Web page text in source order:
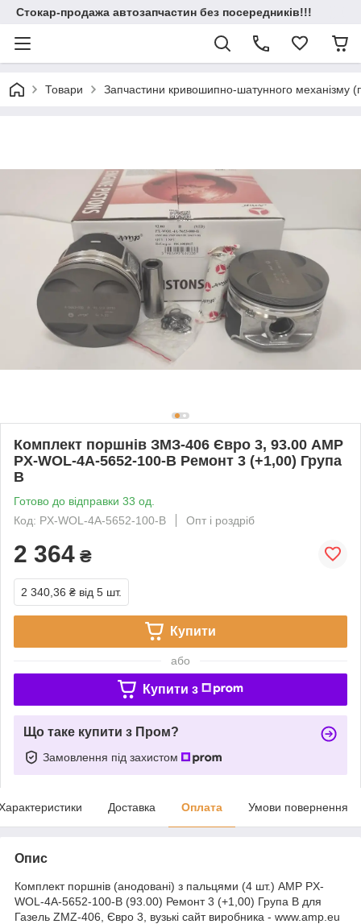
Стокар-продажа автозапчастин без посередників!!!
Товари Запчастини кривошипно-шатунного механізму
Комплект поршнів ЗМЗ-406 Євро 3, 93.00 AMP
PX-WOL-4A-5652-100-B Ремонт 3 (+1,00) Група
B
Готово до відправки 33 од.
Код: PX-WOL-4A-5652-100-B
Опт і роздріб
2 364 ₴
2 340,36 ₴ від 5 шт.
Купити
або
Купити з
Що таке купити з Пром?
Замовлення під захистом
Доставка Оплата Умови повернення
Опис
Комплект поршнів (анодовані) з пальцями (4 шт.) AMP PX-
WOL-4A-5652-100-B (93.00) Ремонт 3 (+1,00) Група B для
Газель ZMZ-406, Євро 3, вузькі сайт виробника - www.amp.eu